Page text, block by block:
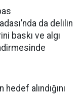
da delilin
baskı ve algı
alındığını